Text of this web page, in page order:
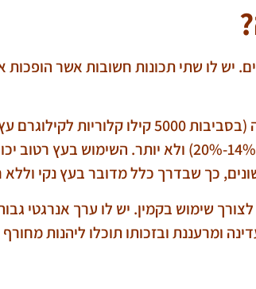
לו שתי תכונות חשובות אשר
התכונה השנייה היא ערכו האנרגטי הגבוה של עץ
ביותר. זכרו שחשוב להקפיד על שימוש בעת יבש (דרגת לחות
כך שבדרך כלל מדובר בעץ נקי
לצורך שימוש בקמין. יש לו ערך אנרגטי
ובזכותו תוכלו ליהנות מחורף